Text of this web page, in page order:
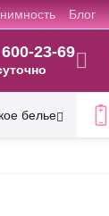
Блог
600-23-69
белье